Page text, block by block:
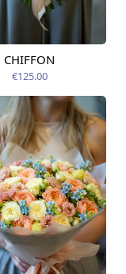
šodien
CHIFFON
€125.00